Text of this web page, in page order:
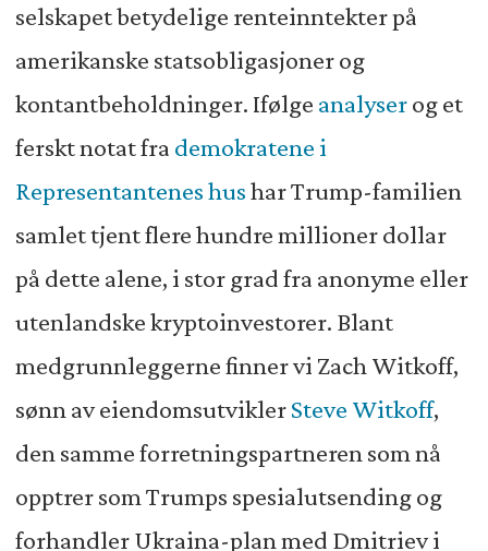
selskapet betydelige renteinntekter på
amerikanske statsobligasjoner og
kontantbeholdninger. Ifølge analyserog et
ferskt notat fra demokratene i
Representantenes hushar Trump-familien
samlet tjent flere hundre millioner dollar
på dette alene, i stor grad fra anonyme eller
utenlandske kryptoinvestorer. Blant
medgrunnleggerne finner vi Zach Witkoff,
sønn av eiendomsutviklerSteve Witkoff,
den samme forretningspartneren som nå
opptrer som Trumps spesialutsending og
forhandler Ukraina-plan med Dmitriev i